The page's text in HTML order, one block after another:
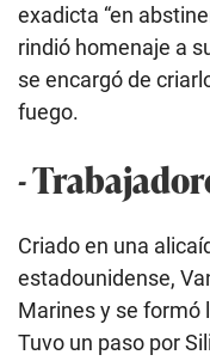
exadicta “en
rindió homenaje a
se encargó de
fuego.
-
Criado en una
estadounidense,
Marines y se formó
Tuvo un paso por